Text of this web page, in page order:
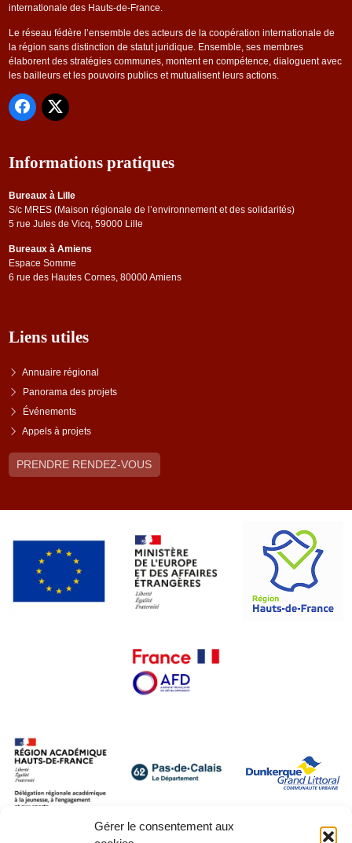
Gérer le consentement aux
internationale des Hauts-de-France.
Le réseau fédère l’ensemble des acteurs de la coopération internationale de
la région sans distinction de statut juridique. Ensemble, ses membres
élaborent des stratégies communes, montent en compétence, dialoguent avec
les bailleurs et les pouvoirs publics et mutualisent leurs actions.
Informations pratiques
Bureaux à Lille
S/c MRES (Maison régionale de l’environnement et des solidarités)
5 rue Jules de Vicq, 59000 Lille
Bureaux à Amiens
Espace Somme
6 rue des Hautes Cornes, 80000 Amiens
Liens utiles
Annuaire régional
Panorama des projets
Événements
Appels à projets
PRENDRE RENDEZ-VOUS